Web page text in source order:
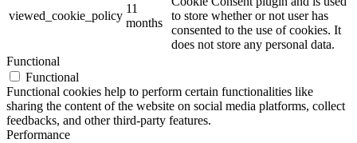
viewed_cookie_policy
11
months
to store whether or not user has
consented to the use of cookies. It
does not store any personal data.
Functional
Functional
Functional cookies help to perform certain functionalities like
sharing the content of the website on social media platforms, collect
feedbacks, and other third-party features.
Performance